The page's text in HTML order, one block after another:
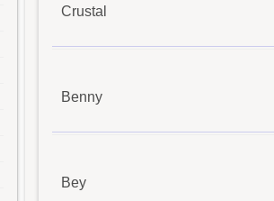
Crustal
Benny
Bey